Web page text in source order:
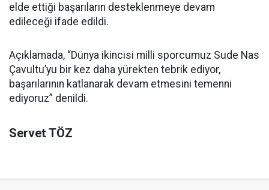
elde ettiği başarıların desteklenmeye devam
edileceği ifade edildi.
Açıklamada, “Dünya ikincisi milli sporcumuz Sude Nas
Çavultu’yu bir kez daha yürekten tebrik ediyor,
başarılarının katlanarak devam etmesini temenni
ediyoruz” denildi.
Servet TÖZ